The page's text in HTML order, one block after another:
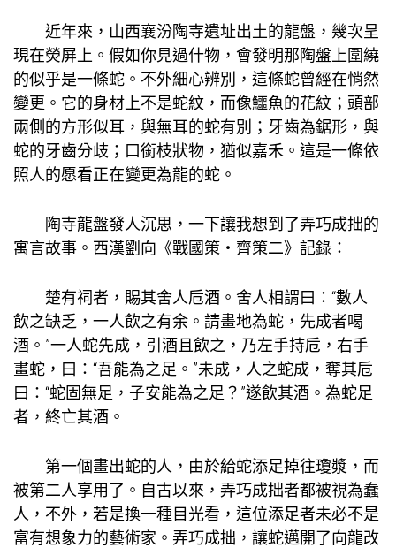
近年來，山西襄汾陶寺遺址出土的龍盤，幾次呈
現在熒屏上。假如你見過什物，會發明那陶盤上圍繞
的似乎是一條蛇。不外細心辨別，這條蛇曾經在悄然
變更。它的身材上不是蛇紋，而像鱷魚的花紋；頭部
兩側的方形似耳，與無耳的蛇有別；牙齒為鋸形，與
蛇的牙齒分歧；口銜枝狀物，猶似嘉禾。這是一條依
照人的愿看正在變更為龍的蛇。
陶寺龍盤發人沉思，一下讓我想到了弄巧成拙的
寓言故事。西漢劉向《戰國策・齊策二》記錄：
楚有祠者，賜其舍人卮酒。舍人相謂曰：“數人
飲之缺乏，一人飲之有余。請畫地為蛇，先成者喝
酒。”一人蛇先成，引酒且飲之，乃左手持卮，右手
畫蛇，曰：“吾能為之足。”未成，人之蛇成，奪其卮
曰：“蛇固無足，子安能為之足？”遂飲其酒。為蛇足
者，終亡其酒。
第一個畫出蛇的人，由於給蛇添足掉往瓊漿，而
被第二人享用了。自古以來，弄巧成拙者都被視為蠢
人，不外，若是換一種目光看，這位添足者未必不是
富有想象力的藝術家。弄巧成拙，讓蛇邁開了向龍改